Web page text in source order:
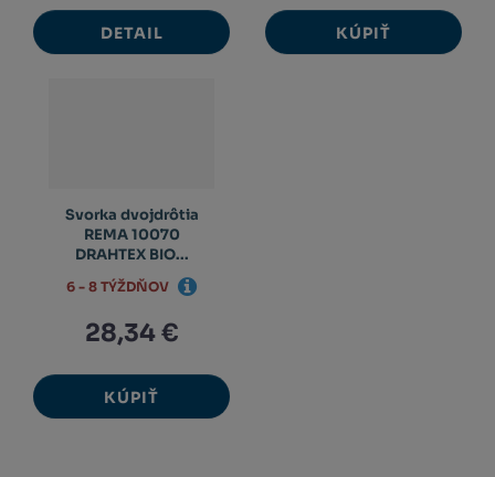
DETAIL KÚPIŤ
Svorka dvojdrôtia
REMA 10070
DRAHTEX BIO...
28,34 €
KÚPIŤ
6 - 8 TÝŽDŇOV